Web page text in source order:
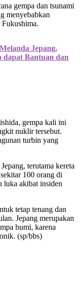
gempa dan tsunami
menyebabkan
Jepang,
dapat Bantuan dan
gempa kali ini
nuklir tersebut.
turbin yang
terutama kereta
100 orang di
luka akibat insiden
tetap tenang dan
Jepang merupakan
bumi, karena
(sp/bbs)